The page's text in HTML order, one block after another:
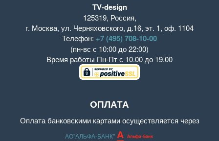
TV-design
125319, Россия,
г. Москва, ул. Черняховского, д.16, эт. 1, оф. 1104
Телефон: +7 (495) 708-10-00
(пн-вс с 10:00 до 22:00)
Время работы Пн-Пт с 10.00 до 19.00
ОПЛАТА
Оплата банковскими картами осуществляется через
АО"АЛЬФА-БАНК"